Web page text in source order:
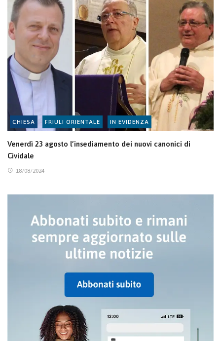
CHIESA FRIULI ORIENTALE IN EVIDENZA
Venerdì 23 agosto l’insediamento dei nuovi canonici di
Cividale
18/08/2024